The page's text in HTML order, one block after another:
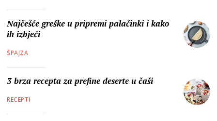
Najčešće greške u pripremi palačinki i kako
ih izbjeći
ŠPAJZA
3 brza recepta za prefine deserte u čaši
RECEPTI